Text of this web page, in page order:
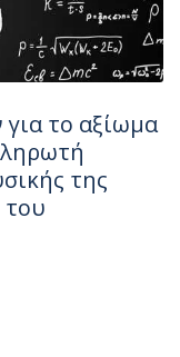
το αξίωμα
της